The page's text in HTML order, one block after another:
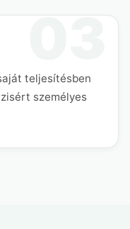
teljesítésben
személyes